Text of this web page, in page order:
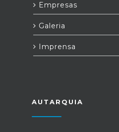
Empresas
Galeria
Imprensa
AUTARQUIA